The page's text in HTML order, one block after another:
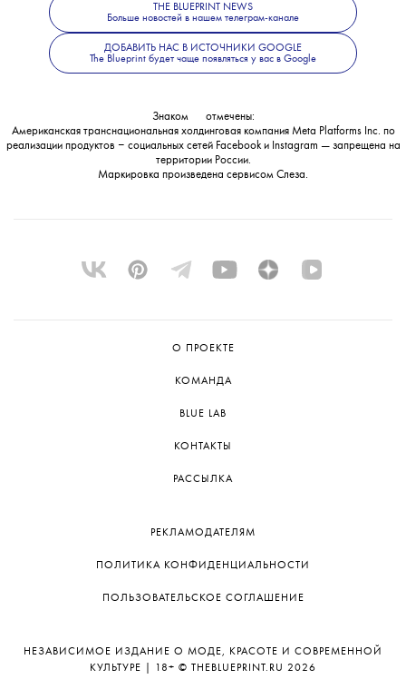
Meta 💧
с вердиктом не согласились
и заявили, что намерены его обжаловать.
THE BLUEPRINT NEWS
Больше новостей в нашем телеграм-канале
ДОБАВИТЬ НАС В ИСТОЧНИКИ GOOGLE
The Blueprint будет чаще появляться у вас в Google
Знаком
отмечены:
Американская транснациональная холдинговая компания Meta Platforms Inc. по
реализации продуктов ‒ социальных сетей Facebook и Instagram — запрещена на
территории России.
Маркировка произведена сервисом Слеза.
О ПРОЕКТЕ
КОМАНДА
BLUE LAB
КОНТАКТЫ
РАССЫЛКА
РЕКЛАМОДАТЕЛЯМ
ПОЛИТИКА КОНФИДЕНЦИАЛЬНОСТИ
ПОЛЬЗОВАТЕЛЬСКОЕ СОГЛАШЕНИЕ
НЕЗАВИСИМОЕ ИЗДАНИЕ О МОДЕ, КРАСОТЕ И СОВРЕМЕННОЙ
КУЛЬТУРЕ | 18+ © THEBLUEPRINT.RU 2026